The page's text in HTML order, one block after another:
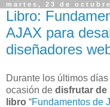
martes, 23 de
Libro:
AJAX para
diseñadores
Durante los últimos
ocasión de disfrutar de
libro “Fundamentos de